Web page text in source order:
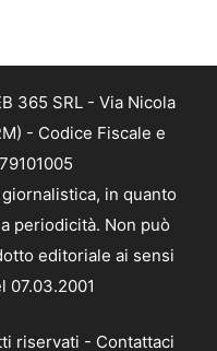
365 SRL - Via Nicola
- Codice Fiscale e
in quanto
periodicità. Non può
editoriale ai sensi
07.03.2001
riservati - Contattaci